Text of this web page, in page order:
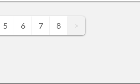
5 6 7 8 >